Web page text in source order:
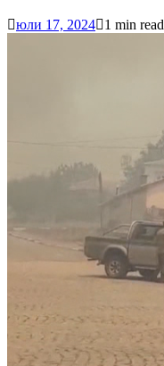
юли 17, 2024 1 min read